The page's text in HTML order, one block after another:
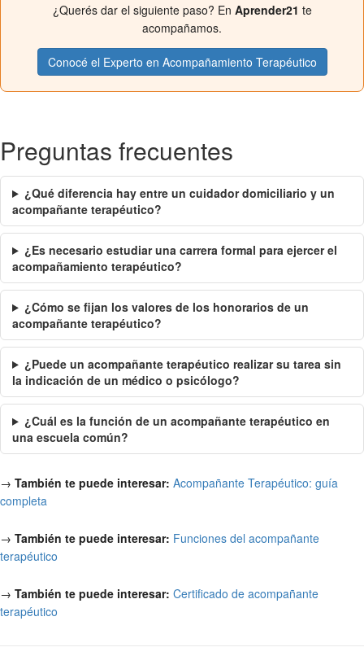
¿Querés dar el siguiente paso? En Aprender21 te
acompañamos.
Conocé el Experto en Acompañamiento Terapéutico
Preguntas frecuentes
¿Qué diferencia hay entre un cuidador domiciliario y un
acompañante terapéutico?
¿Es necesario estudiar una carrera formal para ejercer el
acompañamiento terapéutico?
¿Cómo se fijan los valores de los honorarios de un
acompañante terapéutico?
¿Puede un acompañante terapéutico realizar su tarea sin
la indicación de un médico o psicólogo?
¿Cuál es la función de un acompañante terapéutico en
una escuela común?
→ También te puede interesar: Acompañante Terapéutico: guía
completa
→ También te puede interesar: Funciones del acompañante
terapéutico
→ También te puede interesar: Certificado de acompañante
terapéutico